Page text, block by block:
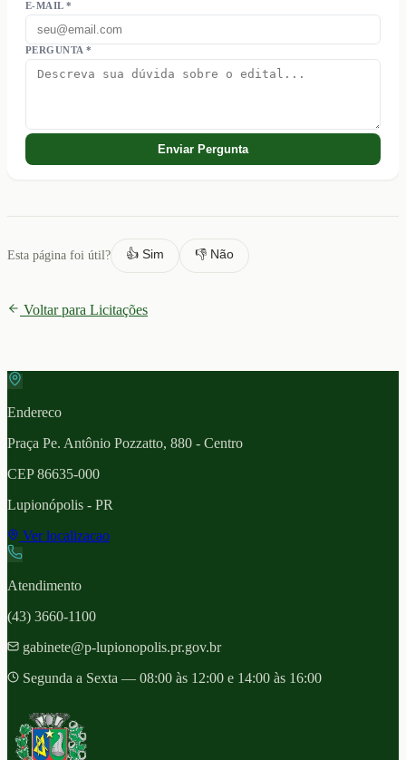
E-MAIL *
PERGUNTA *
Enviar Pergunta
Esta página foi útil? 👍 Sim 👎 Não
Voltar para Licitações
Endereco
Praça Pe. Antônio Pozzatto, 880 - Centro
CEP86635-000
Lupionópolis - PR
Ver localizacao
Atendimento
(43) 3660-1100
gabinete@p-lupionopolis.pr.gov.br
Segunda a Sexta — 08:00 às 12:00 e 14:00 às 16:00